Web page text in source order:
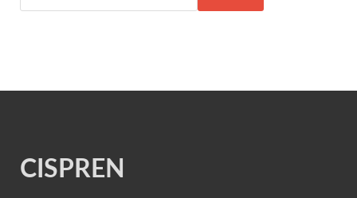
CISPREN